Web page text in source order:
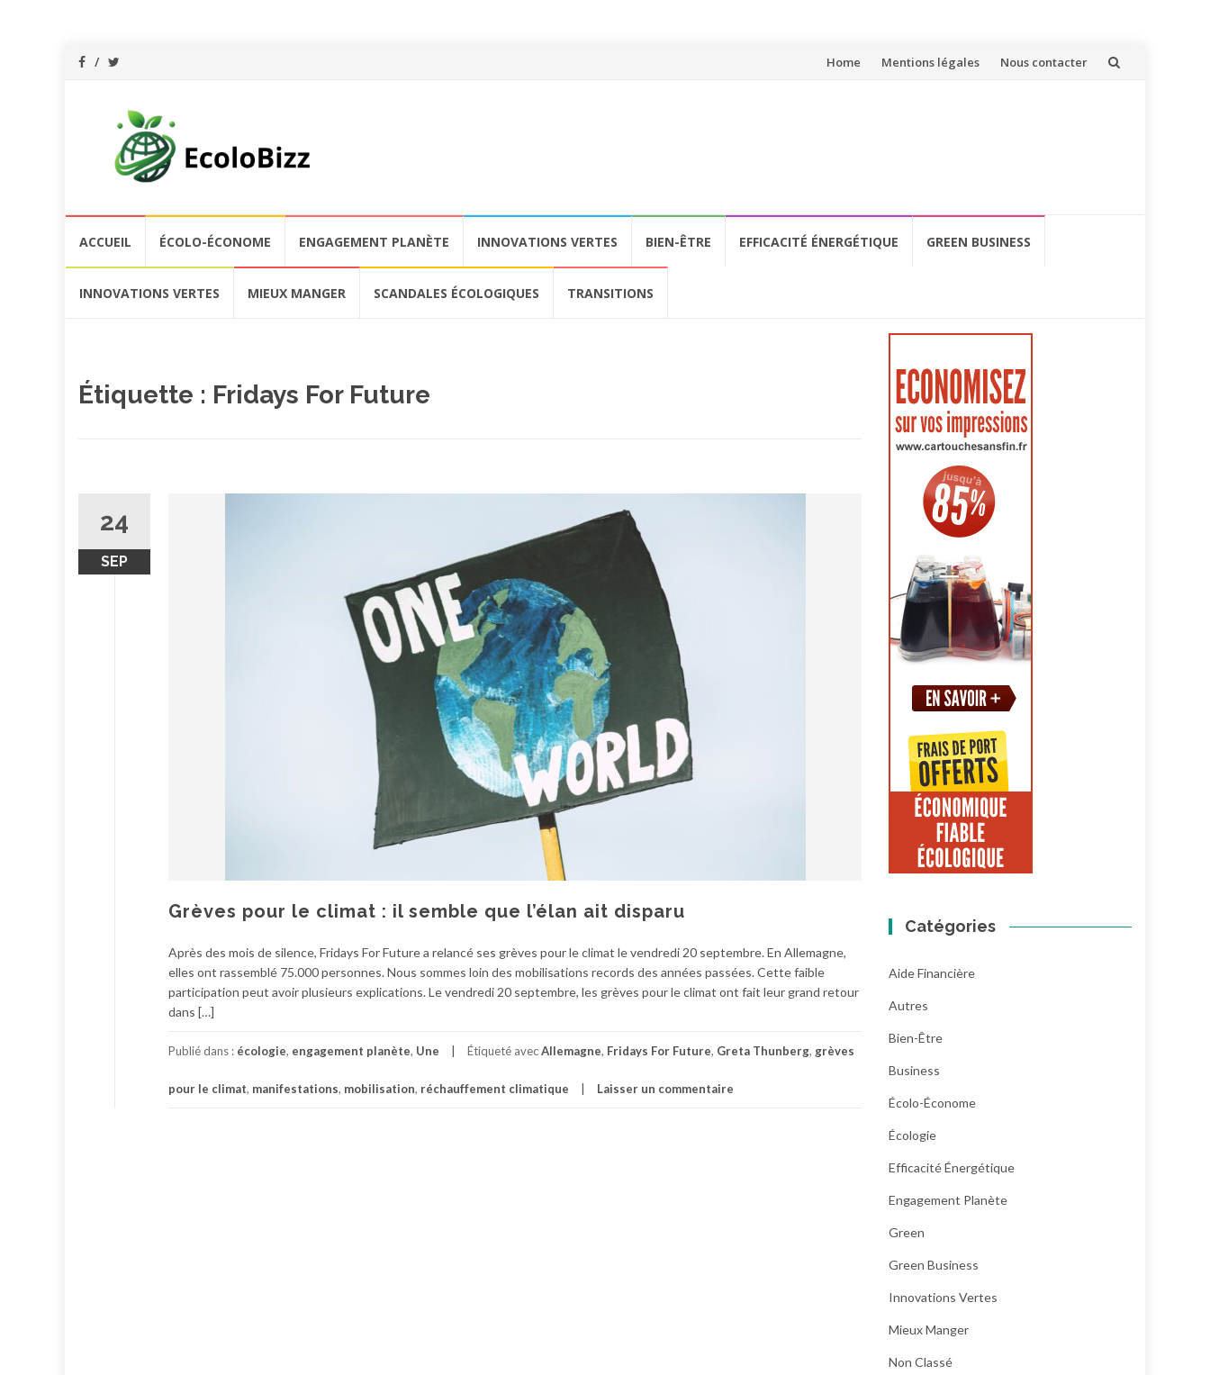
Aller
Home Mentions légales Nous contacter
contenu
ACCUEIL ÉCOLO-ÉCONOME ENGAGEMENT PLANÈTE INNOVATIONS VERTES BIEN-ÊTRE EFFICACITÉ ÉNERGÉTIQUE GREEN BUSINESS
INNOVATIONS VERTES MIEUX MANGER SCANDALES ÉCOLOGIQUES TRANSITIONS
Étiquette : Fridays For Future
24
SEP
Grèves pour le climat : il semble que l’élan ait disparu
Après des mois de silence, Fridays For Future a relancé ses grèves pour le climat le vendredi 20 septembre. En Allemagne,
elles ont rassemblé 75.000 personnes. Nous sommes loin des mobilisations records des années passées. Cette faible
participation peut avoir plusieurs explications. Le vendredi 20 septembre, les grèves pour le climat ont fait leur grand retour
dans […]
Publié dans : écologie, engagement planète, Une Étiqueté avecAllemagne, Fridays For Future, Greta Thunberg, grèves
pour le climat, manifestations, mobilisation, réchauffement climatique Laisser un commentaire
Catégories
Aide Financière
Autres
Bien-Être
Business
Écolo-Économe
Écologie
Efficacité Énergétique
Engagement Planète
Green
Green Business
Innovations Vertes
Mieux Manger
Non Classé